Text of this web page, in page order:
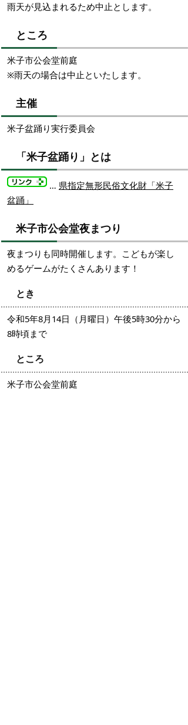
雨天が見込まれるため中止とします。
ところ
米子市公会堂前庭
※雨天の場合は中止といたします。
主催
米子盆踊り実行委員会
「米子盆踊り」とは
… 県指定無形民俗文化財「米子
盆踊」
米子市公会堂夜まつり
夜まつりも同時開催します。こどもが楽し
めるゲームがたくさんあります！
とき
令和5年8月14日（月曜日）午後5時30分から
8時頃まで
ところ
米子市公会堂前庭